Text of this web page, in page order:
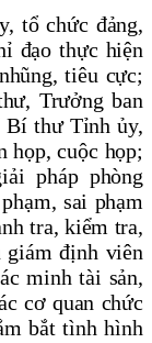
tổ chức đảng,
đạo thực hiện
tiêu cực;
Trưởng ban
Bí thư Tỉnh ủy,
họp, cuộc họp;
pháp phòng
sai phạm
tra, kiểm tra,
giám định viên
minh tài sản,
cơ quan chức
bắt tình hình